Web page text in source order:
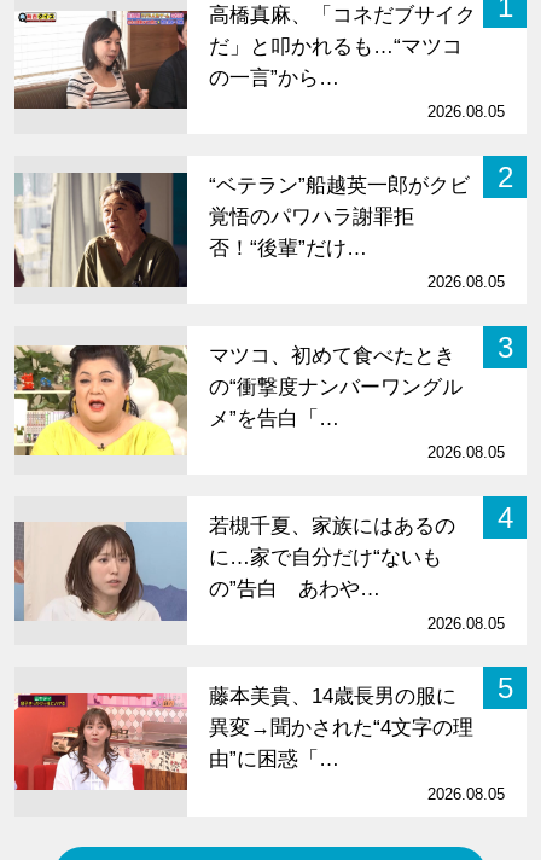
1
高橋真麻、「コネだブサイク
だ」と叩かれるも…“マツコ
の一言”から…
2026.08.05
2
“ベテラン”船越英一郎がクビ
覚悟のパワハラ謝罪拒
否！“後輩”だけ…
2026.08.05
3
マツコ、初めて食べたとき
の“衝撃度ナンバーワングル
メ”を告白「…
2026.08.05
4
若槻千夏、家族にはあるの
に…家で自分だけ“ないも
の”告白 あわや…
2026.08.05
5
藤本美貴、14歳長男の服に
異変→聞かされた“4文字の理
由”に困惑「…
2026.08.05